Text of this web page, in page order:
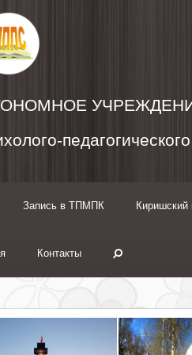
Запись в ТПМПК Киришский
Контакты